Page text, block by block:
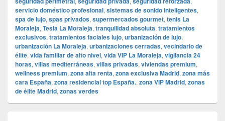
servicio doméstico profesional, sistemas de sonido inteligentes,
spa de lujo, spas privados, supermercados gourmet, tenis La
Moraleja, Tesla La Moraleja, tranquilidad absoluta, tratamientos
exclusivos, tratamientos faciales lujo, urbanización de lujo,
urbanización La Moraleja, urbanizaciones cerradas, vecindario de
élite, vida familiar de alto nivel, vida VIP La Moraleja, vigilancia 24
horas, villas mediterráneas, villas privadas, viviendas premium,
wellness premium, zona alta renta, zona exclusiva Madrid, zona más
cara España, zona residencial top España., zona VIP Madrid, zonas
de élite Madrid, zonas verdes